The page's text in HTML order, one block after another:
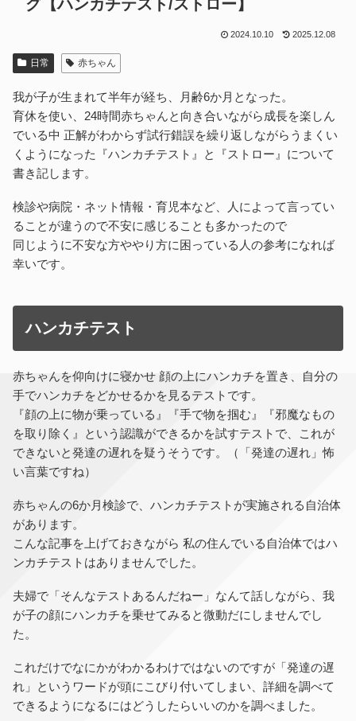
グ【ハンカチテスト/ストロー】
2024.10.10 2025.12.08
日常 赤ちゃん
我が子が生まれて半年が経ち、月齢6か月となった。
育休を使い、24時間赤ちゃんと向き合いながら成長を楽しん
でいる中 正解がわからず試行錯誤を繰り返しながらうまくい
くようになった『ハンカチテスト』と『ストロー』について
書き記します。
検診や病院・ネット情報・育児本など、人によって言ってい
ることが違うので不安に感じることも多かったので
同じように不安な方ややり方に困っている人の参考になれば
幸いです。
ハンカチテスト
赤ちゃんを仰向けに寝かせ 顔の上にハンカチを置き、自分の
手でハンカチをどかせるかを見るテストです。
『顔の上に物が乗っている』『手で物を掴む』『邪魔なもの
を取り除く』という認識ができるかを試すテストで、これが
できないと発達の遅れを疑うそうです。（「発達の遅れ」怖
い言葉ですね）
赤ちゃんの6か月検診で、ハンカチテストが実施される自治体
があります。
こんな記事を上げておきながら 私の住んでいる自治体ではハ
ンカチテストはありませんでした。
夫婦で「そんなテストあるんだねー」なんて話しながら、我
が子の顔にハンカチを乗せてみると微動だにしませんでし
た。
これだけでなにかがわかるわけではないのですが「発達の遅
れ」というワードが頭にこびり付いてしまい、詳細を調べて
できるようになるにはどうしたらいいのかを調べました。